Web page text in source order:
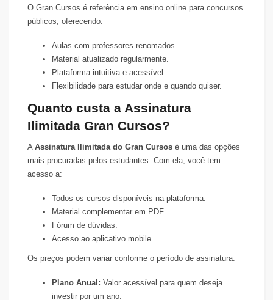
O Gran Cursos é referência em ensino online para concursos
públicos, oferecendo:
Aulas com professores renomados.
Material atualizado regularmente.
Plataforma intuitiva e acessível.
Flexibilidade para estudar onde e quando quiser.
Quanto custa a Assinatura
Ilimitada Gran Cursos?
A Assinatura Ilimitada do Gran Cursos é uma das opções
mais procuradas pelos estudantes. Com ela, você tem
acesso a:
Todos os cursos disponíveis na plataforma.
Material complementar em PDF.
Fórum de dúvidas.
Acesso ao aplicativo mobile.
Os preços podem variar conforme o período de assinatura:
Plano Anual: Valor acessível para quem deseja
investir por um ano.